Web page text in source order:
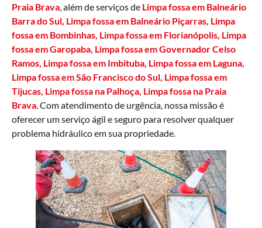
Praia Brava , além de serviços de Limpa fossa em Balneário
Barra do Sul Limpa fossa em Balneário Piçarras , Limpa
fossa em Bombinhas, Limpa fossa em Florianópolis Limpa
fossa em Garopaba , Limpa fossa em Governador Celso
Ramos, Limpa fossa em Imbituba Limpa fossa em Laguna
Limpa fossa em São Francisco do Sul Limpa fossa em
Tijucas , Limpa fossa na Palhoça, Limpa fossa na Praia
Brava . Com atendimento de urgência, nossa missão é
oferecer um serviço ágil e seguro para resolver qualquer
problema hidráulico em sua propriedade.